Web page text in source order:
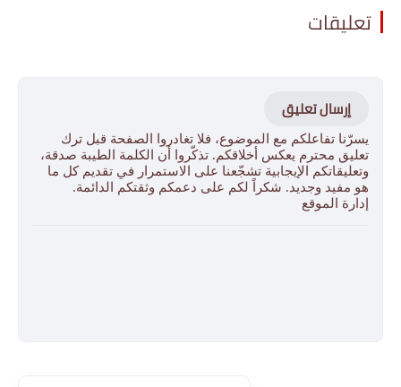
تعليقات
إرسال تعليق
يسرّنا تفاعلكم مع الموضوع، فلا تغادروا الصفحة قبل ترك
تعليق محترم يعكس أخلاقكم. تذكّروا أن الكلمة الطيبة صدقة،
وتعليقاتكم الإيجابية تشجّعنا على الاستمرار في تقديم كل ما
هو مفيد وجديد. شكراً لكم على دعمكم وثقتكم الدائمة.
إدارة الموقع